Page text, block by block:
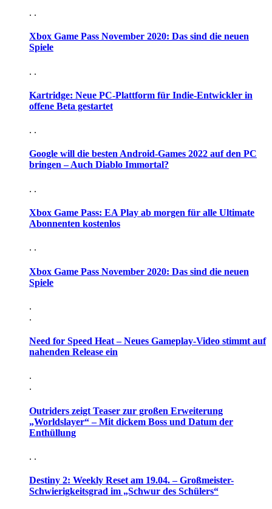
. .
Xbox Game Pass November 2020: Das sind die neuen
Spiele
. .
Kartridge: Neue PC-Plattform für Indie-Entwickler in
offene Beta gestartet
. .
Google will die besten Android-Games 2022 auf den PC
bringen – Auch Diablo Immortal?
. .
Xbox Game Pass: EA Play ab morgen für alle Ultimate
Abonnenten kostenlos
. .
Xbox Game Pass November 2020: Das sind die neuen
Spiele
.
.
Need for Speed Heat – Neues Gameplay-Video stimmt auf
nahenden Release ein
.
.
Outriders zeigt Teaser zur großen Erweiterung
„Worldslayer“ – Mit dickem Boss und Datum der
Enthüllung
. .
Destiny 2: Weekly Reset am 19.04. – Großmeister-
Schwierigkeitsgrad im „Schwur des Schülers“